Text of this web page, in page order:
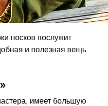
носков послужит
и полезная вещь
имеет большую